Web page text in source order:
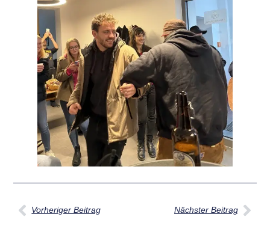
Vorheriger Beitrag Nächster Beitrag